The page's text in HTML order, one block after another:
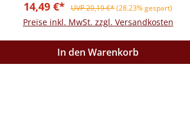
Verkaufspreis:
14,49 €* Regulärer Preis:
UVP 20,19 €*(28.23% gespart)
Preise inkl. MwSt. zzgl. Versandkosten
In den Warenkorb